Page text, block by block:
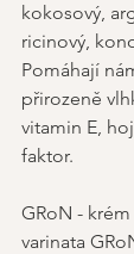
kokosový,
ricinový,
Pomáhají
přirozeně
vitamin E,
faktor.
GRoN -
varinata